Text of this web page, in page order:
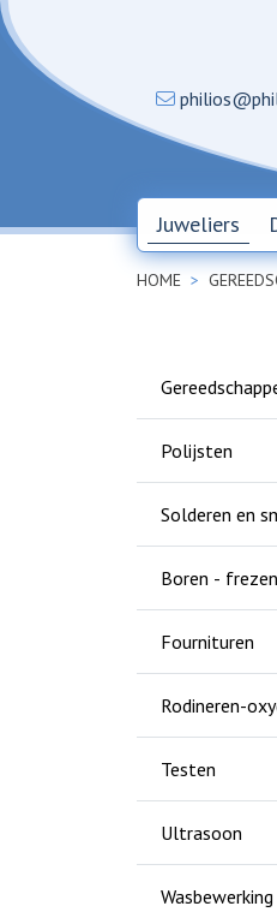
Juweliers
HOME
Polijsten
Solderen en
Boren -
Fournituren
Rodineren-
Testen
Ultrasoon
Wasbewerking